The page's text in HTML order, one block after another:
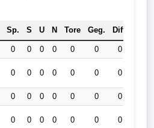
Sp. S U N Tore Geg. Diff.
0 0 0 0 0 0 0
0 0 0 0 0 0 0
0 0 0 0 0 0 0
0 0 0 0 0 0 0